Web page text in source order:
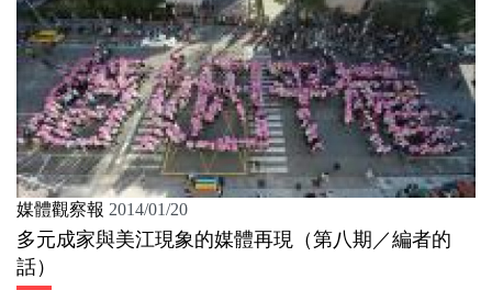
媒體觀察報 2014/01/20
多元成家與美江現象的媒體再現（第八期／編者的
話）